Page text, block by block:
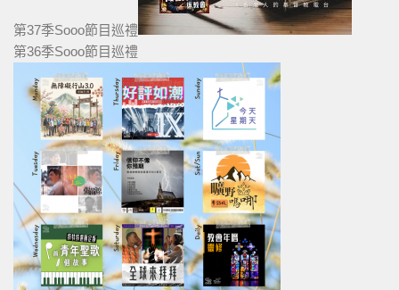
第37季Sooo節目巡禮
第36季Sooo節目巡禮